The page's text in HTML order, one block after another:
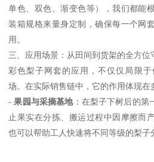
单色、双色、渐变色等），我们都能
装箱规格来量身定制，确保每一个网
用。
三、应用场景：从田间到货架的全方位
彩色梨子网套的应用，不仅仅局限
场。在实际销售链中，它的作用体现在
-果园与采摘基地：在梨子下树后的第
止果实在分拣、搬运过程中因摩擦而
也可以帮助工人快速将不同等级的梨子